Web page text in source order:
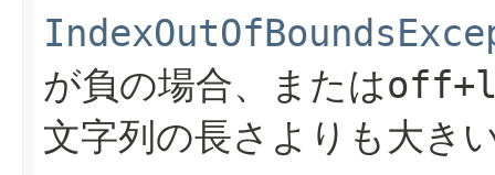
が負の場合、または
文字列の長さよりも大き